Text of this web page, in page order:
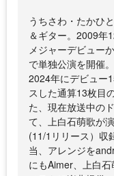
うちさわ・たかひ
＆ギター。2009年
メジャーデビュー
で単独公演を開催
2024年にデビュー
スした通算13枚目
た、現在放送中の
て、上白石萌歌が
(11/1リリース）収
当、アレンジを
にもAimer、上白